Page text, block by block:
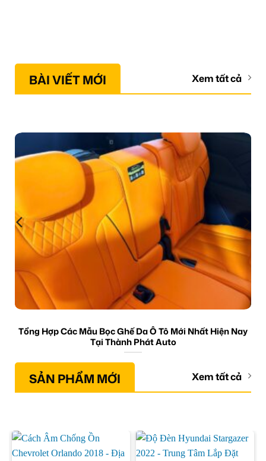
BÀI VIẾT MỚI Xem tất cả
Tổng Hợp Các Mẫu Bọc Ghế Da Ô Tô Mới Nhất Hiện Nay
Tại Thành Phát Auto
SẢN PHẨM MỚI Xem tất cả